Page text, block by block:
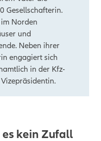
Gesellschafterin.
Norden
und
Neben ihrer
engagiert sich
in der Kfz-
kein Zufall